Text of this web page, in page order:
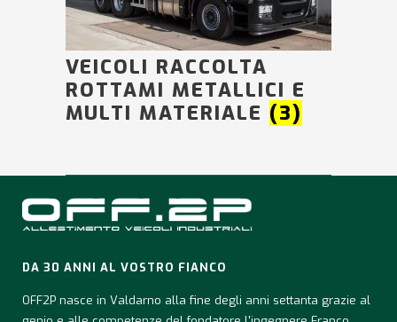
VEICOLI RACCOLTA
ROTTAMI METALLICI E
MULTI MATERIALE (3)
DA 30 ANNI AL VOSTRO FIANCO
OFF2P nasce in Valdarno alla fine degli anni settanta grazie al